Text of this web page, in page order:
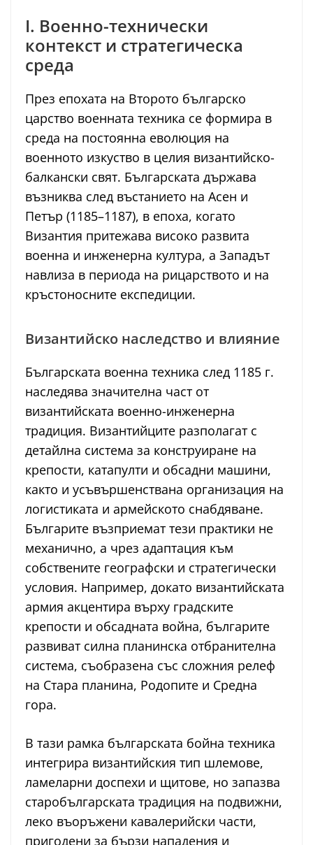
I. Военно-технически
контекст и стратегическа
среда
През епохата на Второто българско
царство военната техника се формира в
среда на постоянна еволюция на
военното изкуство в целия византийско-
балкански свят. Българската държава
възниква след въстанието на Асен и
Петър (1185–1187), в епоха, когато
Византия притежава високо развита
военна и инженерна култура, а Западът
навлиза в периода на рицарството и на
кръстоносните експедиции.
Византийско наследство и влияние
Българската военна техника след 1185 г.
наследява значителна част от
византийската военно-инженерна
традиция. Византийците разполагат с
детайлна система за конструиране на
крепости, катапулти и обсадни машини,
както и усъвършенствана организация на
логистиката и армейското снабдяване.
Българите възприемат тези практики не
механично, а чрез адаптация към
собствените географски и стратегически
условия. Например, докато византийската
армия акцентира върху градските
крепости и обсадната война, българите
развиват силна планинска отбранителна
система, съобразена със сложния релеф
на Стара планина, Родопите и Средна
гора.
В тази рамка българската бойна техника
интегрира византийския тип шлемове,
ламеларни доспехи и щитове, но запазва
старобългарската традиция на подвижни,
леко въоръжени кавалерийски части,
пригодени за бързи нападения и